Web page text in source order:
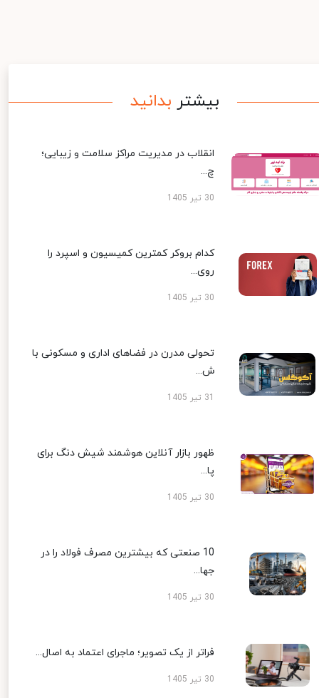
بیشتر بدانید
انقلاب در مدیریت مراکز سلامت و زیبایی؛
چ...
30 تیر 1405
کدام بروکر کمترین کمیسیون و اسپرد را
روی...
30 تیر 1405
تحولی مدرن در فضاهای اداری و مسکونی با
ش...
ظهور بازار آنلاین هوشمند شیش دنگ برای
پا...
30 تیر 1405
10 صنعتی که بیشترین مصرف فولاد را در
جها...
30 تیر 1405
فراتر از یک تصویر؛ ماجرای اعتماد به اصال...
30 تیر 1405